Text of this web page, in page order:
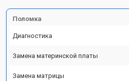
Поломка
Диагностика
Замена материнской платы
Замена матрицы